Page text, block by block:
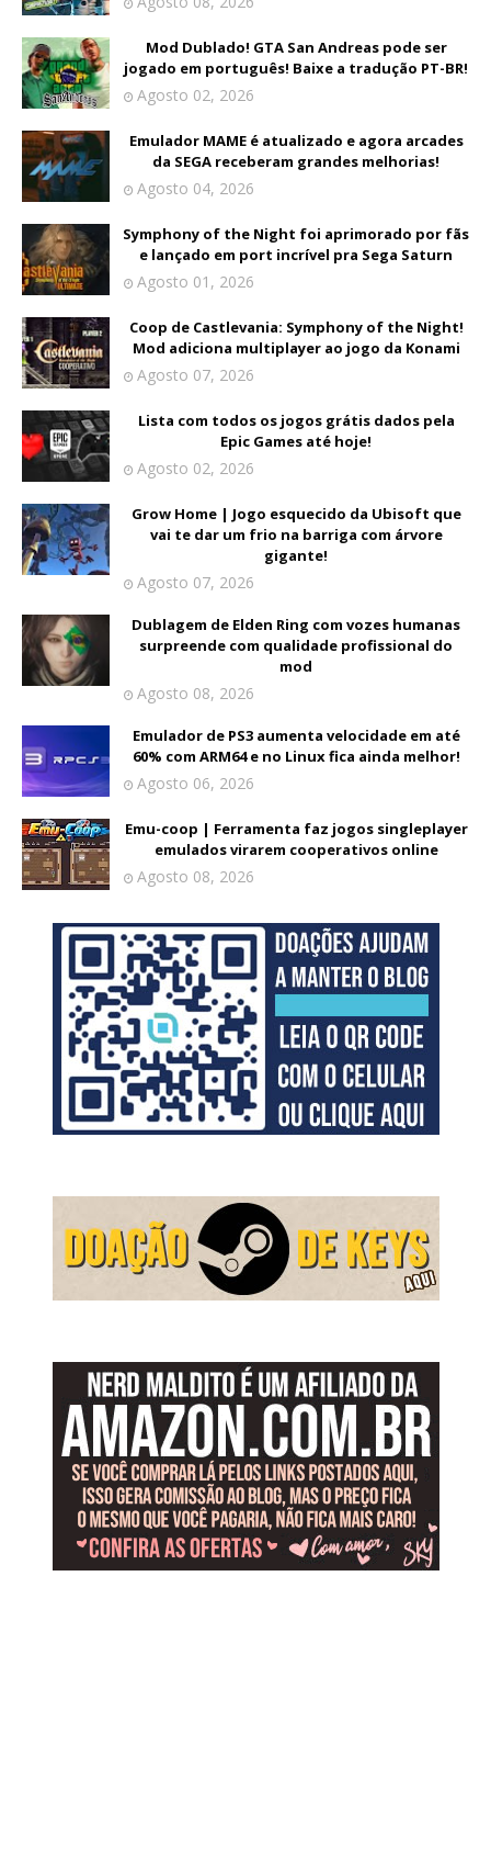
Mod Dublado! GTA San Andreas pode ser
jogado em português! Baixe a tradução PT-BR!
Agosto 02, 2026
Emulador MAME é atualizado e agora arcades
da SEGA receberam grandes melhorias!
Agosto 04, 2026
Symphony of the Night foi aprimorado por fãs
e lançado em port incrível pra Sega Saturn
Agosto 01, 2026
Coop de Castlevania: Symphony of the Night!
Mod adiciona multiplayer ao jogo da Konami
Agosto 07, 2026
Lista com todos os jogos grátis dados pela
Epic Games até hoje!
Agosto 02, 2026
Grow Home | Jogo esquecido da Ubisoft que
vai te dar um frio na barriga com árvore
gigante!
Agosto 07, 2026
Dublagem de Elden Ring com vozes humanas
surpreende com qualidade profissional do
mod
Agosto 08, 2026
Emulador de PS3 aumenta velocidade em até
60% com ARM64 e no Linux fica ainda melhor!
Agosto 06, 2026
Emu-coop | Ferramenta faz jogos singleplayer
emulados virarem cooperativos online
Agosto 08, 2026